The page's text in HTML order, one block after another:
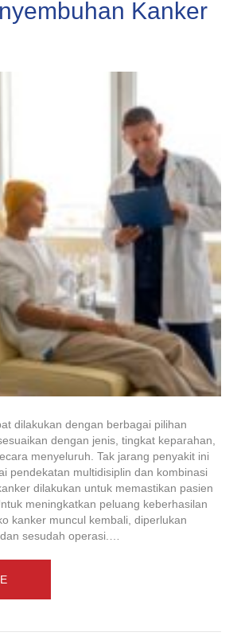
Kanker
dilakukan dengan berbagai pilihan
dengan jenis, tingkat keparahan,
menyeluruh. Tak jarang penyakit ini
pendekatan multidisiplin dan kombinasi
dilakukan untuk memastikan pasien
meningkatkan peluang keberhasilan
kanker muncul kembali, diperlukan
sesudah operasi.…